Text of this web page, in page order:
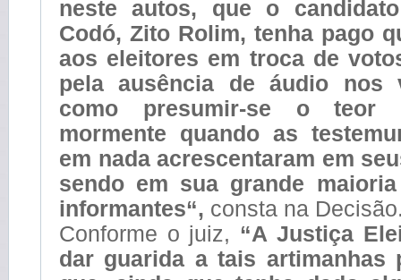
neste autos, que o
Codó, Zito Rolim, tenha pago
aos eleitores em troca de
pela ausência de áudio nos
como presumir-se o teor
mormente quando as
em nada acrescentaram em
sendo em sua grande
informantes“, consta na
Conforme o juiz, “A Justiça
dar guarida a tais artimanhas